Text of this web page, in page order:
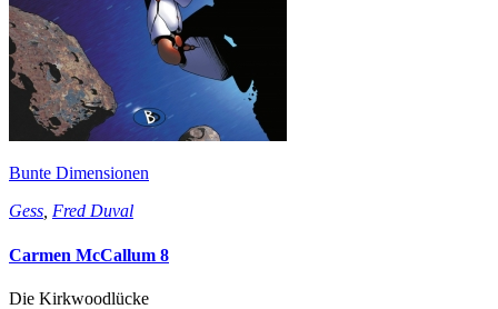
Bunte Dimensionen
Gess Fred Duval
Carmen McCallum 8
Die Kirkwoodlücke